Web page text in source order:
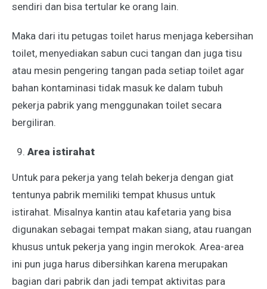
sendiri dan bisa tertular ke orang lain.
Maka dari itu petugas toilet harus menjaga kebersihan
toilet, menyediakan sabun cuci tangan dan juga tisu
atau mesin pengering tangan pada setiap toilet agar
bahan kontaminasi tidak masuk ke dalam tubuh
pekerja pabrik yang menggunakan toilet secara
bergiliran.
Area istirahat
Untuk para pekerja yang telah bekerja dengan giat
tentunya pabrik memiliki tempat khusus untuk
istirahat. Misalnya kantin atau kafetaria yang bisa
digunakan sebagai tempat makan siang, atau ruangan
khusus untuk pekerja yang ingin merokok. Area-area
ini pun juga harus dibersihkan karena merupakan
bagian dari pabrik dan jadi tempat aktivitas para